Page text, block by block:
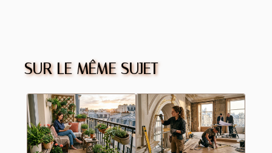
SUR LE MÊME SUJET